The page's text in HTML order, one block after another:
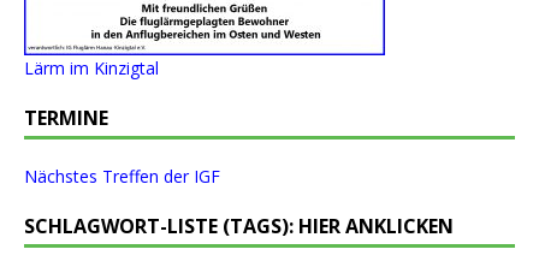
Lärm im Kinzigtal
TERMINE
Nächstes Treffen der IGF
SCHLAGWORT-LISTE (TAGS): HIER ANKLICKEN